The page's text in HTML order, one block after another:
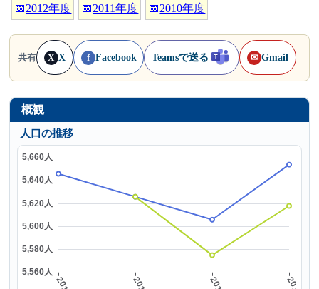
📅2012年度 📅2011年度 📅2010年度
共有 X X f Facebook Teamsで送る ✉ Gmail
概観
人口の推移